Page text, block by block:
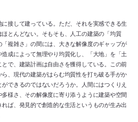
に接して建っている。ただ、それを実感できる生
とんどない。そもそも、人工の建築の「均質
複雑さ」の間には、大きな解像度のギャップが
成によって無理やり均質化し、「大地」を「土
で、建築計画は自由さを獲得している。この前
、現代の建築がはらむ均質性を打ち破る手がか
できるのではないだろうか。人間にはつくりえ
様さ、その解像度に寄り添うように建築や空間
ば、発見的で創造的な生活というものが生み出